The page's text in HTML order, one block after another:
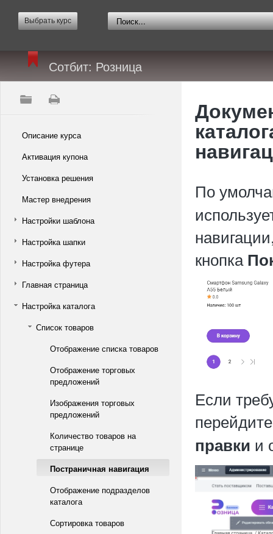
Выбрать курс
Сотбит: Розница
Описание курса
Активация купона
Установка решения
Мастер внедрения
Настройки шаблона
Настройка шапки
Настройка футера
Главная страница
Настройка каталога
Список товаров
Отображение списка товаров
Отображение торговых
предложений
Изображения торговых
предложений
Количество товаров на
странице
Постраничная навигация
Отображение подразделов
каталога
Сортировка товаров
По
кнопка
Если
правки и